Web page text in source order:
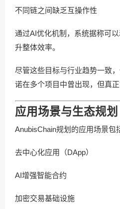
不同链之间缺乏互操作性
通过AI优化机制，系统据称可
升整体效率。
尽管这些目标与行业趋势一致
诺在多个项目中曾出现，但真
应用场景与生态规划
AnubisChain规划的应用场景包
去中心化应用（DApp）
AI增强智能合约
加密交易基础设施